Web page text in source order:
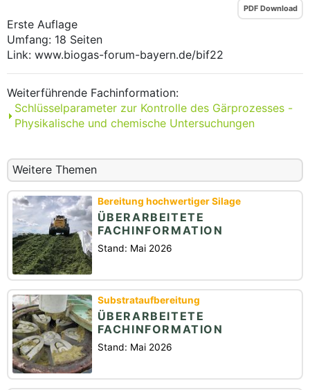
PDF Download
Erste Auflage
Umfang: 18 Seiten
Link: www.biogas-forum-bayern.de/bif22
Weiterführende Fachinformation:
Schlüsselparameter zur Kontrolle des Gärprozesses -
Physikalische und chemische Untersuchungen
Weitere Themen
Bereitung hochwertiger Silage
ÜBERARBEITETE
FACHINFORMATION
Stand: Mai 2026
Substrataufbereitung
ÜBERARBEITETE
FACHINFORMATION
Stand: Mai 2026